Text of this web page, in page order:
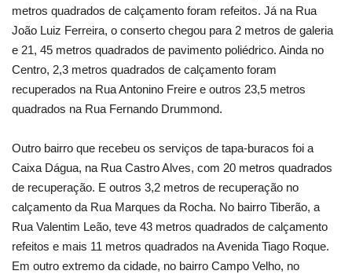
metros quadrados de calçamento foram refeitos. Já na Rua
João Luiz Ferreira, o conserto chegou para 2 metros de galeria
e 21, 45 metros quadrados de pavimento poliédrico. Ainda no
Centro, 2,3 metros quadrados de calçamento foram
recuperados na Rua Antonino Freire e outros 23,5 metros
quadrados na Rua Fernando Drummond.
Outro bairro que recebeu os serviços de tapa-buracos foi a
Caixa Dágua, na Rua Castro Alves, com 20 metros quadrados
de recuperação. E outros 3,2 metros de recuperação no
calçamento da Rua Marques da Rocha. No bairro Tiberão, a
Rua Valentim Leão, teve 43 metros quadrados de calçamento
refeitos e mais 11 metros quadrados na Avenida Tiago Roque.
Em outro extremo da cidade, no bairro Campo Velho, no